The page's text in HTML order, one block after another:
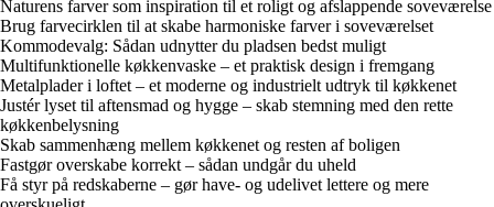
Naturens farver som inspiration til et roligt og afslappende soveværelse
Brug farvecirklen til at skabe harmoniske farver i soveværelset
Kommodevalg: Sådan udnytter du pladsen bedst muligt
Multifunktionelle køkkenvaske – et praktisk design i fremgang
Metalplader i loftet – et moderne og industrielt udtryk til køkkenet
Justér lyset til aftensmad og hygge – skab stemning med den rette
køkkenbelysning
Skab sammenhæng mellem køkkenet og resten af boligen
Fastgør overskabe korrekt – sådan undgår du uheld
Få styr på redskaberne – gør have- og udelivet lettere og mere